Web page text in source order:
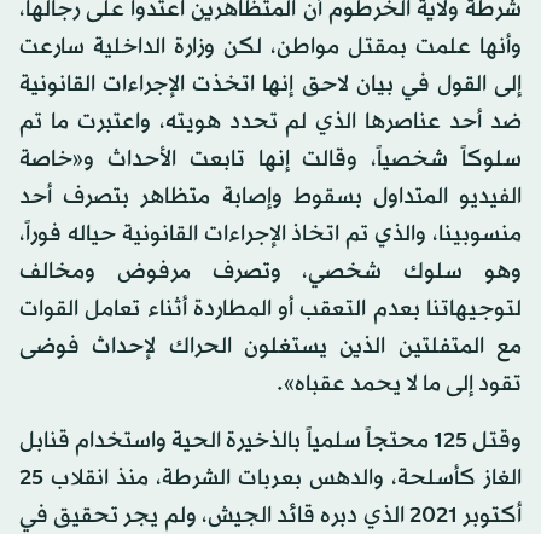
شرطة ولاية الخرطوم أن المتظاهرين اعتدوا على رجالها،
وأنها علمت بمقتل مواطن، لكن وزارة الداخلية سارعت
إلى القول في بيان لاحق إنها اتخذت الإجراءات القانونية
ضد أحد عناصرها الذي لم تحدد هويته، واعتبرت ما تم
سلوكاً شخصياً، وقالت إنها تابعت الأحداث و«خاصة
الفيديو المتداول بسقوط وإصابة متظاهر بتصرف أحد
منسوبينا، والذي تم اتخاذ الإجراءات القانونية حياله فوراً،
وهو سلوك شخصي، وتصرف مرفوض ومخالف
لتوجيهاتنا بعدم التعقب أو المطاردة أثناء تعامل القوات
مع المتفلتين الذين يستغلون الحراك لإحداث فوضى
تقود إلى ما لا يحمد عقباه».
وقتل 125 محتجاً سلمياً بالذخيرة الحية واستخدام قنابل
الغاز كأسلحة، والدهس بعربات الشرطة، منذ انقلاب 25
أكتوبر 2021 الذي دبره قائد الجيش، ولم يجر تحقيق في